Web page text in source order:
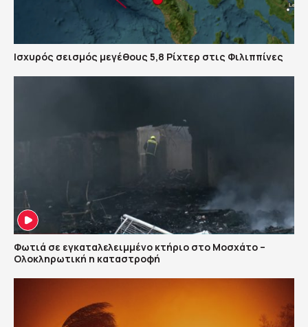
Ισχυρός σεισμός μεγέθους 5,8 Ρίχτερ στις Φιλιππίνες
Φωτιά σε εγκαταλελειμμένο κτήριο στο Μοσχάτο –
Ολοκληρωτική η καταστροφή